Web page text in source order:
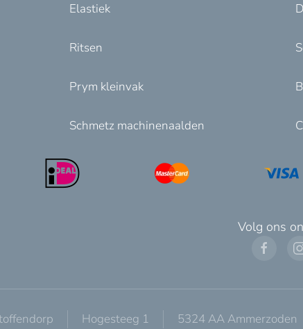
Elastiek
Ritsen
Prym kleinvak
Schmetz machinenaalden
Volg ons
Hogesteeg 1 5324 AA Ammerzoden